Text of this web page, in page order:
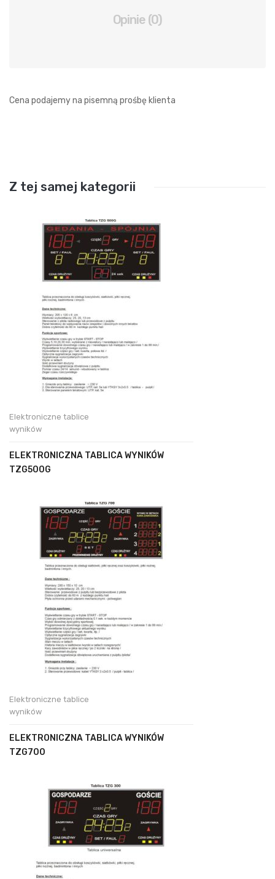
Opinie (0)
Cena podajemy na pisemną prośbę klienta
Z tej samej kategorii
Elektroniczne tablice
wyników
ELEKTRONICZNA TABLICA WYNIKÓW
TZG500G
Elektroniczne tablice
wyników
ELEKTRONICZNA TABLICA WYNIKÓW
TZG700